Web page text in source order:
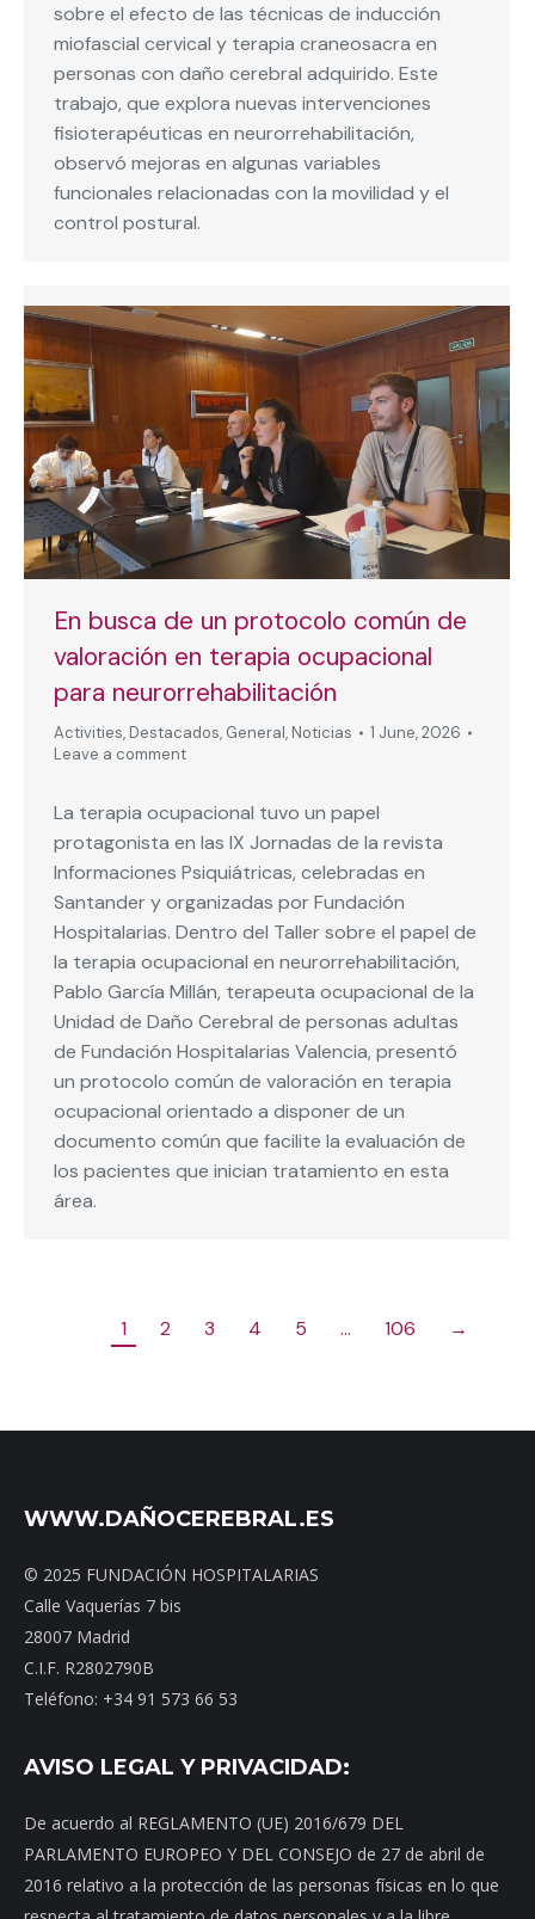
sobre el efecto de las técnicas de inducción
miofascial cervical y terapia craneosacra en
personas con daño cerebral adquirido. Este
trabajo, que explora nuevas intervenciones
fisioterapéuticas en neurorrehabilitación,
observó mejoras en algunas variables
funcionales relacionadas con la movilidad y el
control postural.
En busca de un protocolo común de
valoración en terapia ocupacional
para neurorrehabilitación
Activities, Destacados, General, Noticias
1 June, 2026
Leave a comment
La terapia ocupacional tuvo un papel
protagonista en las IX Jornadas de la revista
Informaciones Psiquiátricas, celebradas en
Santander y organizadas por Fundación
Hospitalarias. Dentro del Taller sobre el papel de
la terapia ocupacional en neurorrehabilitación,
Pablo García Millán, terapeuta ocupacional de la
Unidad de Daño Cerebral de personas adultas
de Fundación Hospitalarias Valencia, presentó
un protocolo común de valoración en terapia
ocupacional orientado a disponer de un
documento común que facilite la evaluación de
los pacientes que inician tratamiento en esta
área.
1 2 3 4 5 … 106 →
WWW.DAÑOCEREBRAL.ES
© 2025 FUNDACIÓN HOSPITALARIAS
Calle Vaquerías 7 bis
28007 Madrid
C.I.F. R2802790B
Teléfono: +34 91 573 66 53
AVISO LEGAL Y PRIVACIDAD:
De acuerdo al REGLAMENTO (UE) 2016/679 DEL
PARLAMENTO EUROPEO Y DEL CONSEJO de 27 de abril de
2016 relativo a la protección de las personas físicas en lo que